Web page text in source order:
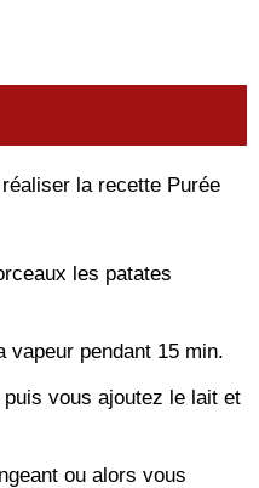
la recette Purée
les patates
vapeur pendant 15 min.
vous ajoutez le lait et
ou alors vous